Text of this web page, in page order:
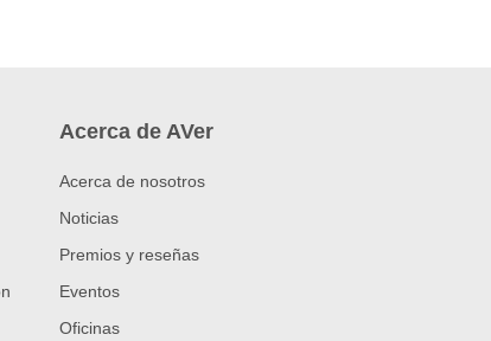
Acerca de AVer
Acerca de nosotros
Noticias
Premios y reseñas
Eventos
Oficinas